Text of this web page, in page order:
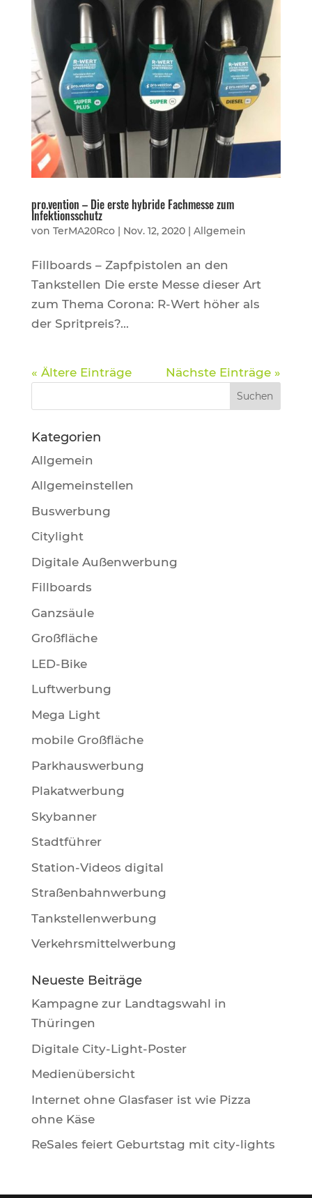
pro.vention – Die erste hybride Fachmesse zum
Infektionsschutz
von TerMA20Rco| Nov. 12, 2020| Allgemein
Fillboards – Zapfpistolen an den
Tankstellen Die erste Messe dieser Art
zum Thema Corona: R-Wert höher als
der Spritpreis?...
« Ältere Einträge Nächste Einträge »
Kategorien
Allgemein
Allgemeinstellen
Buswerbung
Citylight
Digitale Außenwerbung
Fillboards
Ganzsäule
Großfläche
LED-Bike
Luftwerbung
Mega Light
mobile Großfläche
Parkhauswerbung
Plakatwerbung
Skybanner
Stadtführer
Station-Videos digital
Straßenbahnwerbung
Tankstellenwerbung
Verkehrsmittelwerbung
Neueste Beiträge
Kampagne zur Landtagswahl in
Thüringen
Digitale City-Light-Poster
Medienübersicht
Internet ohne Glasfaser ist wie Pizza
ohne Käse
ReSales feiert Geburtstag mit city-lights